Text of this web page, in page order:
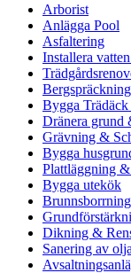
Arborist
Anlägga Pool
Asfaltering
Installera
Bygga
Dränera grund
Grävning &
Bygga
Plattläggning
Bygga utekök
Dikning &
Sanering av